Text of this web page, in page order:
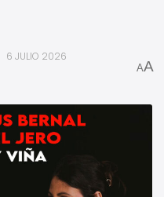
6 JULIO 2026
AA